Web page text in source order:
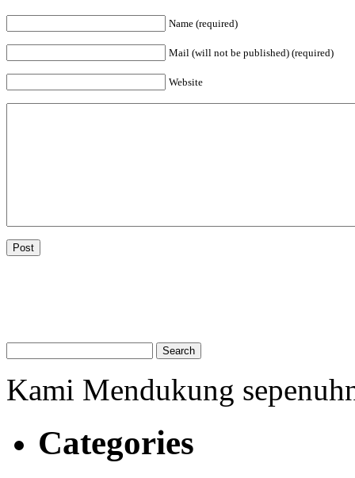
Name (required)
Mail (will not be published) (required)
Website
Kami Mendukung
Categories